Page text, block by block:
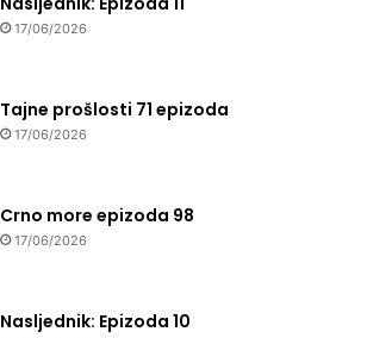
17/06/2026
Tajne prošlosti 71 epizoda
17/06/2026
Crno more epizoda 98
17/06/2026
Nasljednik: Epizoda 10